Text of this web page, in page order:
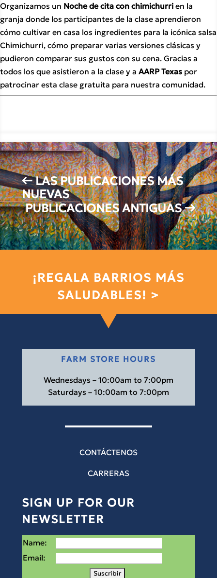
Organizamos un Noche de cita con chimichurri en la
granja donde los participantes de la clase aprendieron
cómo cultivar en casa los ingredientes para la icónica salsa
Chimichurri, cómo preparar varias versiones clásicas y
pudieron comparar sus gustos con su cena. Gracias a
todos los que asistieron a la clase y a AARP Texas por
patrocinar esta clase gratuita para nuestra comunidad.
←LAS PUBLICACIONES MÁS
NUEVAS
PUBLICACIONES ANTIGUAS→
¡REGALA BARRIOS MÁS
SALUDABLES! >
FARM STORE HOURS
Wednesdays – 10:00am to 7:00pm
Saturdays – 10:00am to 7:00pm
CONTÁCTENOS
CARRERAS
SIGN UP FOR OUR
NEWSLETTER
Name:
Email: